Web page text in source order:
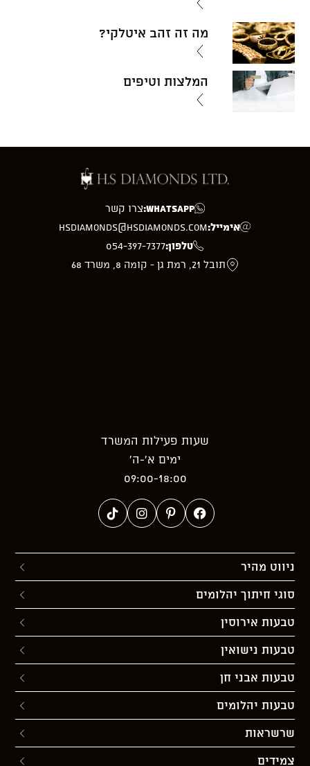
מה זה זהב איטלקי?
המלצות וטיפים
WhatsApp: צרו קשר
אימייל:hsdiamonds@hsdiamonds.com
טלפון:054-397-7377
תובל 21, רמת גן - קומה 8, משרד 68
שעות פעילות המשרד
ימים א’-ה’
09:00-18:00
ניווט מהיר
סוגי חיתוך יהלומים
טבעות אירוסין
טבעות נישואין
טבעות אבני חן
טבעות יהלומים
שרשראות
צמידים